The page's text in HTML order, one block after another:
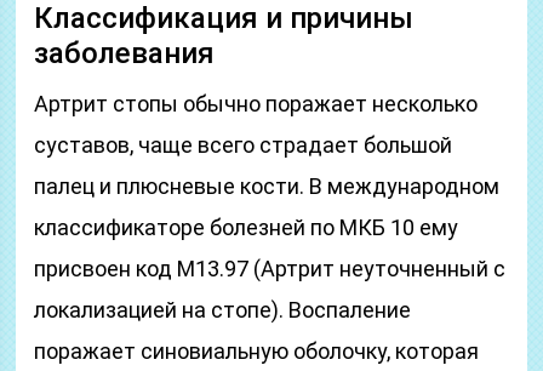
Классификация и причины
заболевания
Артрит стопы обычно поражает несколько
суставов, чаще всего страдает большой
палец и плюсневые кости. В международном
классификаторе болезней по МКБ 10 ему
присвоен код М13.97 (Артрит неуточненный с
локализацией на стопе). Воспаление
поражает синовиальную оболочку, которая